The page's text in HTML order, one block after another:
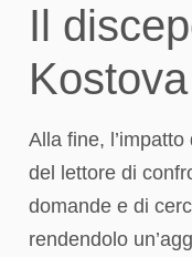
Il
Kostova
Alla fine,
del lettore di
domande e di
rendendolo